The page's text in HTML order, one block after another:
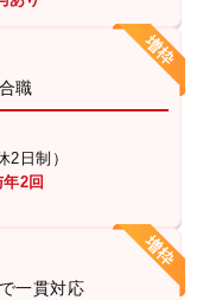
職
2日制）
2回
一貫対応